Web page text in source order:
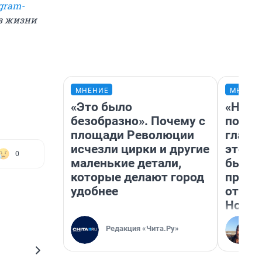
жизни
0
МНЕНИЕ
«Это было
безобразно». Почему с
площади Революции
исчезли цирки и другие
маленькие детали,
которые делают город
удобнее
Редакция «Чита.Ру»
этого
бьет